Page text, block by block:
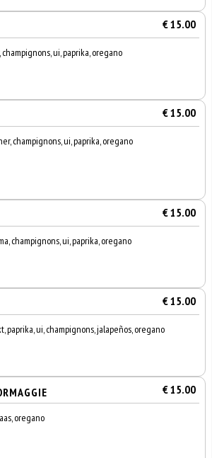
€ 15.00
ui, paprika, oregano
€ 15.00
champignons, ui, paprika, oregano
€ 15.00
champignons, ui, paprika, oregano
€ 15.00
paprika, ui, champignons, jalapeños, oregano
€ 15.00
oregano